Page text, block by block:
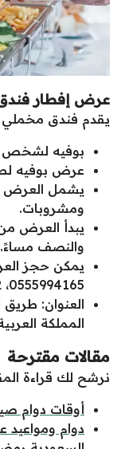
عرض إفطار
يقدم فندق
بوفيه لشخص واحد
عرض بوفيه لطفل واحد
يشمل العرض
ومشروبات.
يبدأ العرض
والنصف مساءً.
يمكن حجز
0555994165، 0547737052.
العنوان: طريق
المملكة
مقالات مقترحة
نرشح لك قراءة
أوقات دوام
دوام ومواعيد